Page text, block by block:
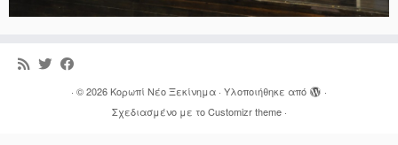
· © 2026 Κορωπί Νέο Ξεκίνημα · Υλοποιήθηκε από
·
Σχεδιασμένο με τοCustomizr theme·